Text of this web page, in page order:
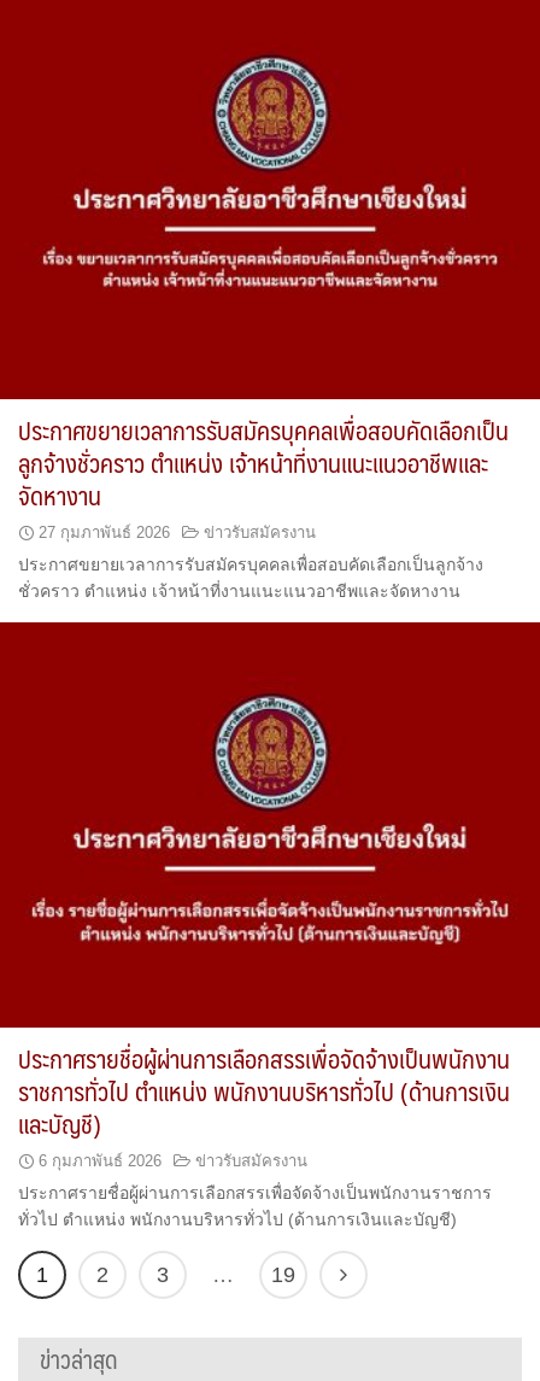
ประกาศขยายเวลาการรับสมัครบุคคลเพื่อสอบคัดเลือกเป็น
ลูกจ้างชั่วคราว ตำแหน่ง เจ้าหน้าที่งานแนะแนวอาชีพและ
จัดหางาน
27 กุมภาพันธ์ 2026 ข่าวรับสมัครงาน
ประกาศขยายเวลาการรับสมัครบุคคลเพื่อสอบคัดเลือกเป็นลูกจ้าง
ชั่วคราว ตำแหน่ง เจ้าหน้าที่งานแนะแนวอาชีพและจัดหางาน
ประกาศรายชื่อผู้ผ่านการเลือกสรรเพื่อจัดจ้างเป็นพนักงาน
ราชการทั่วไป ตำแหน่ง พนักงานบริหารทั่วไป (ด้านการเงิน
และบัญชี)
6 กุมภาพันธ์ 2026 ข่าวรับสมัครงาน
ประกาศรายชื่อผู้ผ่านการเลือกสรรเพื่อจัดจ้างเป็นพนักงานราชการ
ทั่วไป ตำแหน่ง พนักงานบริหารทั่วไป (ด้านการเงินและบัญชี)
1 2 3 … 19
ข่าวล่าสุด